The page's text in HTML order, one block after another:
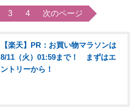
3 4 次のページ
【楽天】PR：お買い物マラソンは
8/11（火）01:59まで！ まずはエ
ントリーから！